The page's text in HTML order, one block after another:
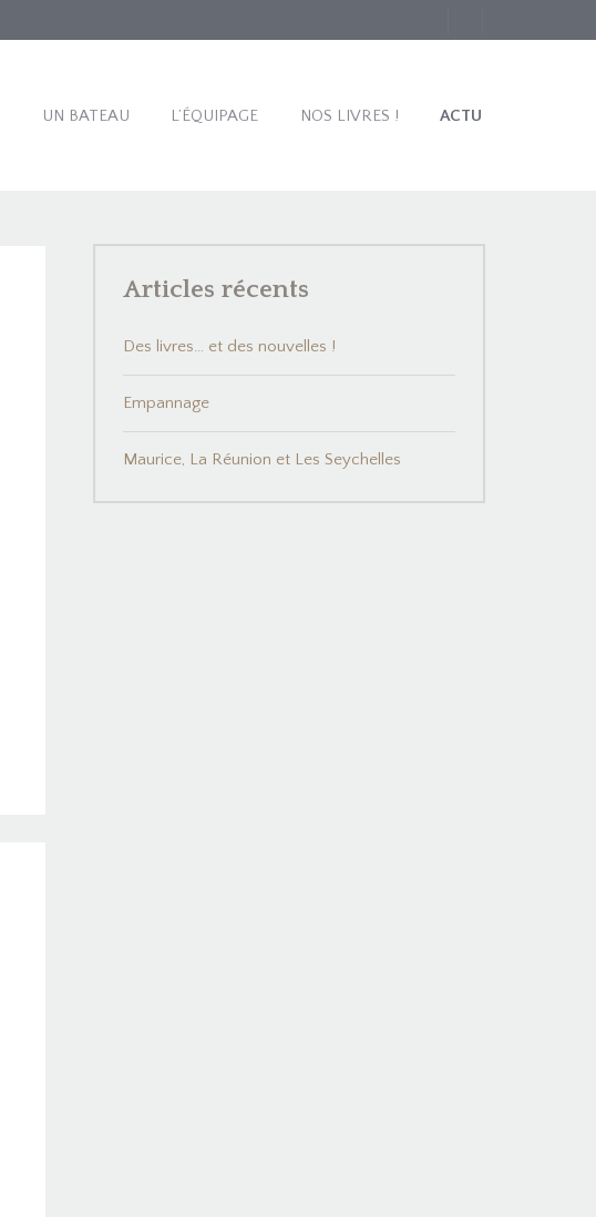
UN BATEAU L’ÉQUIPAGE NOS LIVRES ! ACTU
Articles récents
Des livres… et des nouvelles !
Empannage
Maurice, La Réunion et Les Seychelles